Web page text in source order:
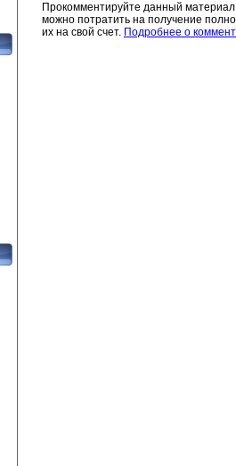
Прокомментируйте данный
можно потратить на получение
их на свой счет. Подробнее о